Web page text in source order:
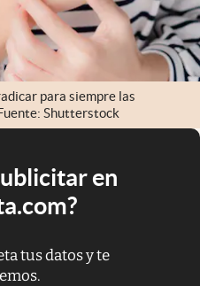
para siempre las
Shutterstock
en
tus datos y te